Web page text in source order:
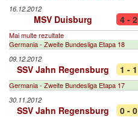
16.12.2012
MSV Duisburg 4 - 2
Mai multe rezultate
Germania - Zweite Bundesliga Etapa 18
09.12.2012
SSV Jahn Regensburg 1 - 1
Germania - Zweite Bundesliga Etapa 17
30.11.2012
SSV Jahn Regensburg 0 - 0